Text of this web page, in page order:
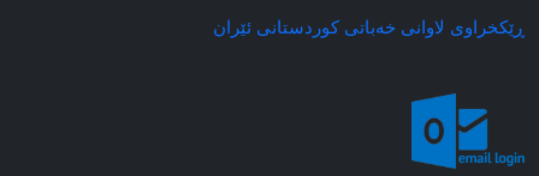
ڕێکخراوی لاوانی خه‌باتی کوردستانی ئێران